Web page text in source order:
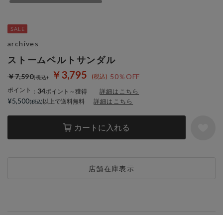
ストームベルトサンダル
￥3,795 50％OFF
￥7,590
ポイント ： 34ポイント～獲得 詳細はこちら
カートに入れる
店舗在庫表示
archives
¥5,500 以上で送料無料 詳細はこちら